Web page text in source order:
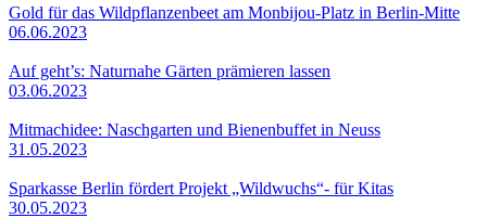
Gold für das Wildpflanzenbeet am Monbijou-Platz in Berlin-Mitte
06.06.2023
Auf geht’s: Naturnahe Gärten prämieren lassen
03.06.2023
Mitmachidee: Naschgarten und Bienenbuffet in Neuss
31.05.2023
Sparkasse Berlin fördert Projekt „Wildwuchs“- für Kitas
30.05.2023